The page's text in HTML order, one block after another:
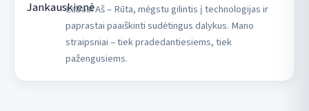
Labas! Aš – Rūta, mėgstu gilintis į technologijas ir
paprastai paaiškinti sudėtingus dalykus. Mano
straipsniai – tiek pradedantiesiems, tiek
pažengusiems.